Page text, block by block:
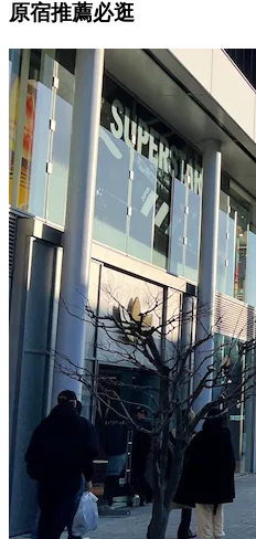
原宿推薦必逛